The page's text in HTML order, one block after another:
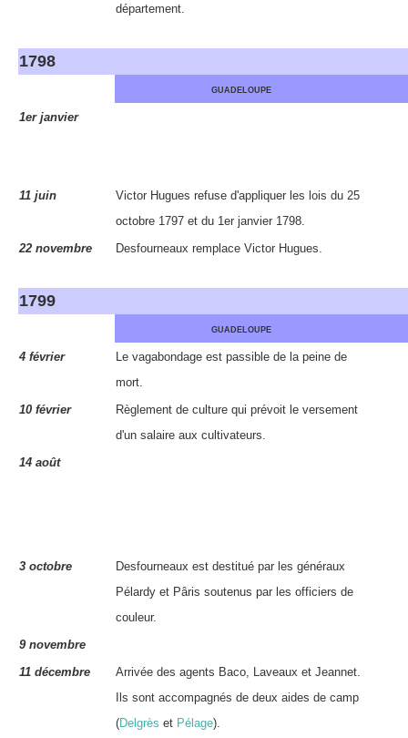
département.
1798
GUADELOUPE
1er janvier
11 juin
Victor Hugues refuse d'appliquer les lois du 25
octobre 1797 et du 1er janvier 1798.
22 novembre
Desfourneaux remplace Victor Hugues.
1799
GUADELOUPE
4 février
Le vagabondage est passible de la peine de
mort.
10 février
Règlement de culture qui prévoit le versement
d'un salaire aux cultivateurs.
14 août
3 octobre
Desfourneaux est destitué par les généraux
Pélardy et Pâris soutenus par les officiers de
couleur.
9 novembre
11 décembre
Arrivée des agents Baco, Laveaux et Jeannet.
Ils sont accompagnés de deux aides de camp
(Delgrès et Pélage).